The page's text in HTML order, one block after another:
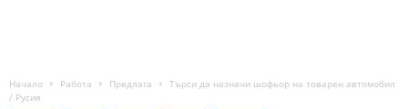
Начало Работа Предлага
Търси да назначи шофьор на товарен автомобил
/ Русия